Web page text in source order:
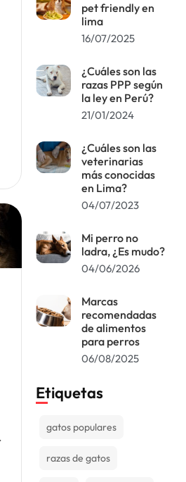
pet friendly en
lima
16/07/2025
¿Cuáles son las
razas PPP según
la ley en Perú?
21/01/2024
¿Cuáles son las
veterinarias
más conocidas
en Lima?
04/07/2023
Mi perro no
ladra, ¿Es mudo?
04/06/2026
Marcas
recomendadas
de alimentos
para perros
06/08/2025
Etiquetas
gatos populares
razas de gatos